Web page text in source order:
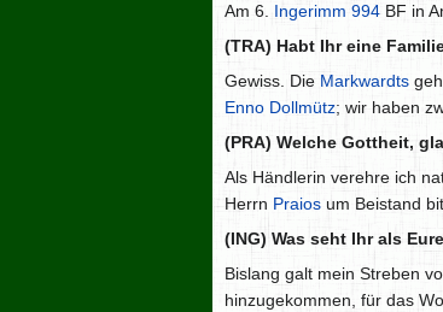
Am 6. Ingerimm 994 BF in
(TRA) Habt Ihr eine
Gewiss. Die Markwardts
Enno Dollmütz; wir haben
(PRA) Welche Gottheit,
Als Händlerin verehre ich
Herrn Praios um Beistand
(ING) Was seht Ihr als
Bislang galt mein Streben
hinzugekommen, für das